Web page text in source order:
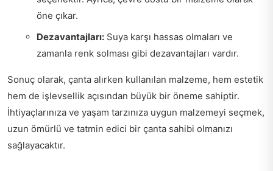
öne çıkar.
Dezavantajları: Suya karşı hassas olmaları ve
zamanla renk solması gibi dezavantajları vardır.
Sonuç olarak, çanta alırken kullanılan malzeme, hem estetik
hem de işlevsellik açısından büyük bir öneme sahiptir.
İhtiyaçlarınıza ve yaşam tarzınıza uygun malzemeyi seçmek,
uzun ömürlü ve tatmin edici bir çanta sahibi olmanızı
sağlayacaktır.